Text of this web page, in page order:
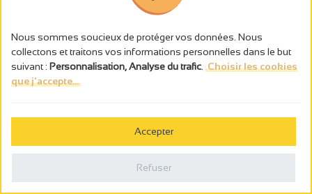
Nous sommes soucieux de protéger vos données. Nous
collectons et traitons vos informations personnelles dans le but
suivant : Personnalisation, Analyse du trafic Choisir les cookies
que j'accepte...
Accepter
Refuser